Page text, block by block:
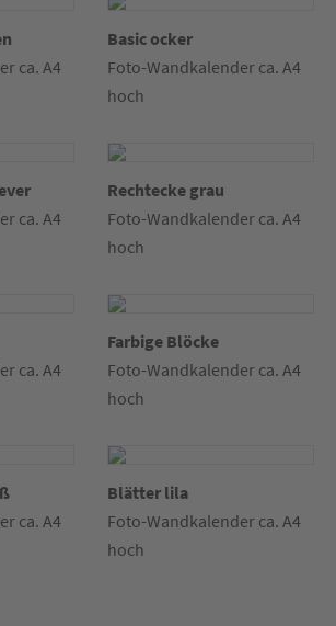
ca. A4
Basic ocker
Foto-Wandkalender ca. A4
hoch
ca. A4
Rechtecke grau
Foto-Wandkalender ca. A4
hoch
ca. A4
Farbige Blöcke
Foto-Wandkalender ca. A4
hoch
ca. A4
Blätter lila
Foto-Wandkalender ca. A4
hoch